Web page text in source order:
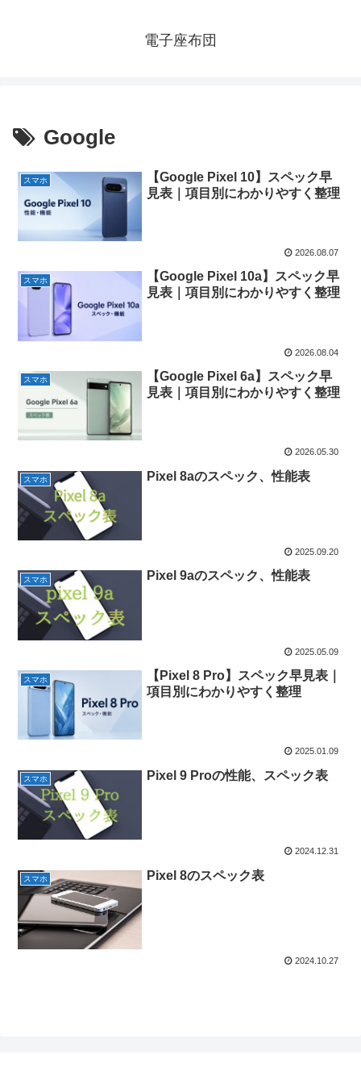
電子座布団
Google
スマホ
【Google Pixel 10】スペック早
見表｜項目別にわかりやすく整理
2026.08.07
スマホ
【Google Pixel 10a】スペック早
見表｜項目別にわかりやすく整理
2026.08.04
スマホ
【Google Pixel 6a】スペック早
見表｜項目別にわかりやすく整理
2026.05.30
スマホ Pixel 8aのスペック、性能表
2025.09.20
スマホ Pixel 9aのスペック、性能表
2025.05.09
スマホ
【Pixel 8 Pro】スペック早見表｜
項目別にわかりやすく整理
2025.01.09
スマホ Pixel 9 Proの性能、スペック表
2024.12.31
スマホ Pixel 8のスペック表
2024.10.27